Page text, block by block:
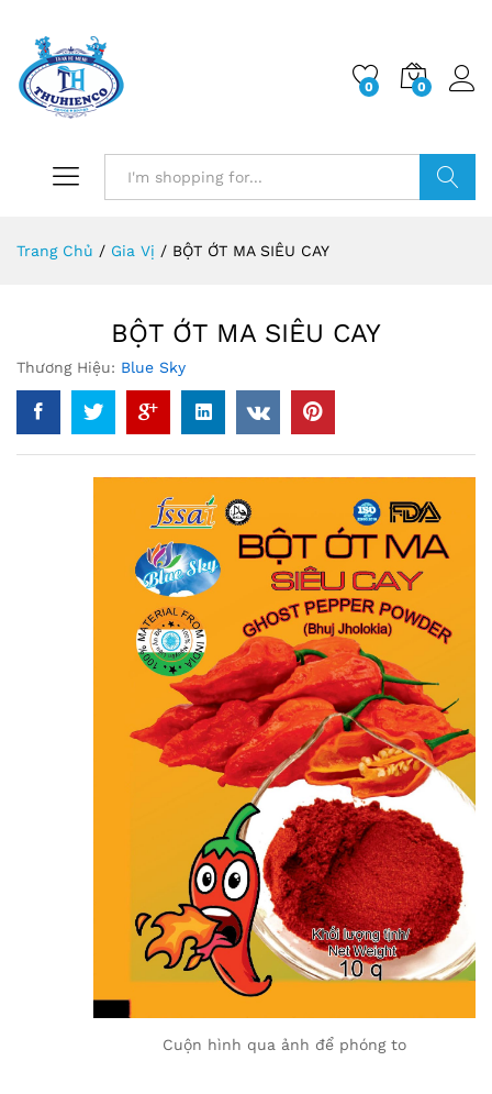
0 0
Trang Chủ / Gia Vị / BỘT ỚT MA SIÊU CAY
BỘT ỚT MA SIÊU CAY
Thương Hiệu: Blue Sky
Cuộn hình qua ảnh để phóng to